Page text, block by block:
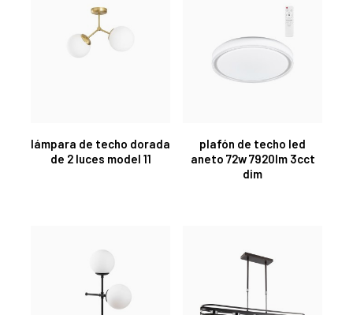
lámpara de techo dorada
de 2 luces model 11
plafón de techo led
aneto 72w 7920lm 3cct
dim